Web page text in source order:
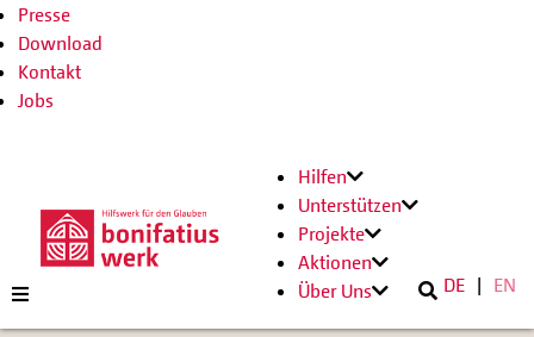
Presse
Download
Kontakt
Jobs
Hilfen
Unterstützen
Projekte
Aktionen
Über Uns
DE EN